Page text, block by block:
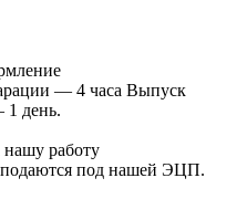
— 4 часа Выпуск
день.
нашу работу
под нашей ЭЦП.